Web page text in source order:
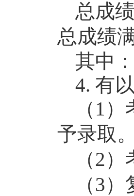
总成
总成绩
其中
4. 有
（ 1 ）
予录取
（2）
（3）